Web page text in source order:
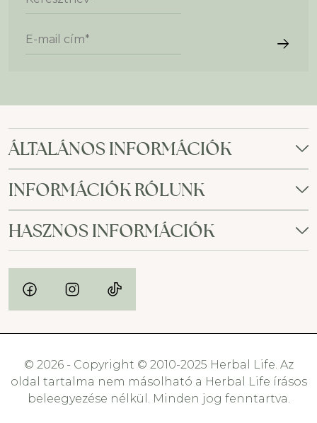
E-mail cím*
ÁLTALÁNOS INFORMÁCIÓK
INFORMÁCIÓK RÓLUNK
HASZNOS INFORMÁCIÓK
© 2026 - Copyright © 2010-2025 Herbal Life. Az
oldal tartalma nem másolható a Herbal Life írásos
beleegyezése nélkül. Minden jog fenntartva.